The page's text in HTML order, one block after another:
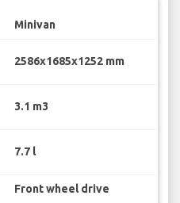
Minivan
2586x1685x1252 mm
3.1 m3
7.7 l
Front wheel drive